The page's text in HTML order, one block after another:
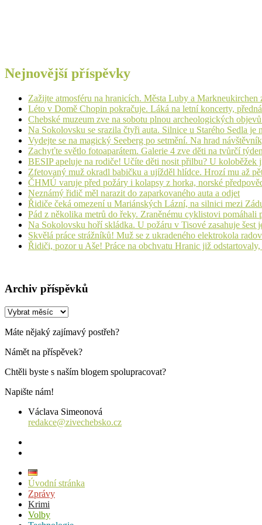
Nejnovější příspěvky
Zažijte atmosféru na hranicích. Města Luby a Markneukirchen
Léto v Domě Chopin pokračuje. Láká na letní koncerty,
Chebské muzeum zve na sobotu plnou archeologických
Na Sokolovsku se srazila čtyři auta. Silnice u Starého Sedla je
Vydejte se na magický Seeberg po setmění. Na hrad
Zachyťte světlo fotoaparátem. Galerie 4 zve děti na tvůrčí
BESIP apeluje na rodiče! Učíte děti nosit přilbu? U koloběžek
Zfetovaný muž okradl babičku a ujížděl hlídce. Hrozí mu až
ČHMÚ varuje před požáry i kolapsy z horka, norské
Neznámý řidič měl narazit do zaparkovaného auta a odjet
Řidiče čeká omezení u Mariánských Lázní, na silnici mezi
Pád z několika metrů do řeky. Zraněnému cyklistovi pomáhali
Na Sokolovsku hoří skládka. U požáru v Tisové zasahuje šest
Skvělá práce strážníků! Muž se z ukradeného elektrokola
Řidiči, pozor u Aše! Práce na obchvatu Hranic již
Archiv příspěvků
Archiv
Máte nějaký zajímavý postřeh?
Námět na příspěvek?
Chtěli byste s naším blogem spolupracovat?
Napište nám!
Václava Simeonová
redakce@zivechebsko.cz
Úvodní stránka
Zprávy
Krimi
Volby